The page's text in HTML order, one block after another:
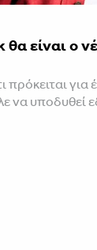
θα είναι ο
πρόκειται για
να υποδυθεί